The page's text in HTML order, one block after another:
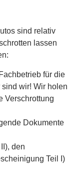
sind relativ
lassen
für die
wir! Wir holen
Verschrottung
Dokumente
den
Teil I)